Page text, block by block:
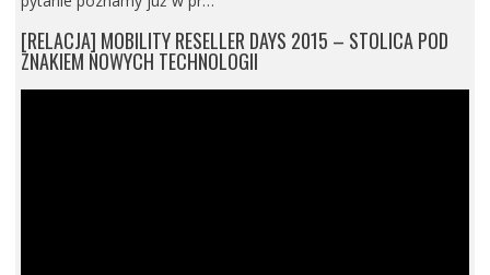
[RELACJA] MOBILITY RESELLER DAYS 2015 – STOLICA POD
ZNAKIEM NOWYCH TECHNOLOGII